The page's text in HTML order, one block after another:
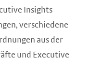
Insights
verschiedene
aus der
und Executive